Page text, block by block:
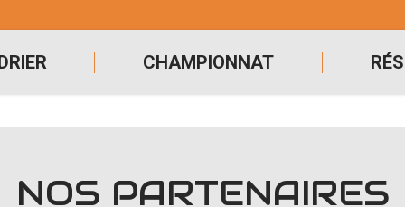
CHAMPIONNAT
NOS PARTENAIRES